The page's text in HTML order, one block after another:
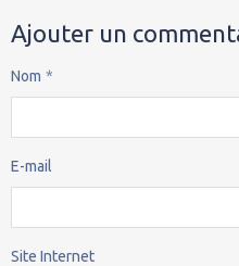
Ajouter un
Nom
E-mail
Site Internet